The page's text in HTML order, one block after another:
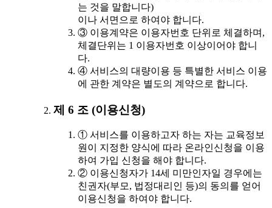
는 것을 말합니다)
이나 서면으로 하여야 합니다.
③ 이용계약은 이용자번호 단위로 체결하며,
체결단위는 1 이용자번호 이상이어야 합니
다.
④ 서비스의 대량이용 등 특별한 서비스 이용
에 관한 계약은 별도의 계약으로 합니다.
제 6 조 (이용신청)
① 서비스를 이용하고자 하는 자는 교육정보
원이 지정한 양식에 따라 온라인신청을 이용
하여 가입 신청을 해야 합니다.
② 이용신청자가 14세 미만인자일 경우에는
친권자(부모, 법정대리인 등)의 동의를 얻어
이용신청을 하여야 합니다.